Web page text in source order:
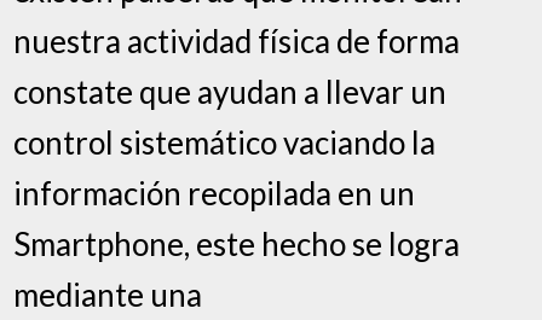
nuestra actividad física de forma
constate que ayudan a llevar un
control sistemático vaciando la
información recopilada en un
Smartphone, este hecho se logra
mediante una